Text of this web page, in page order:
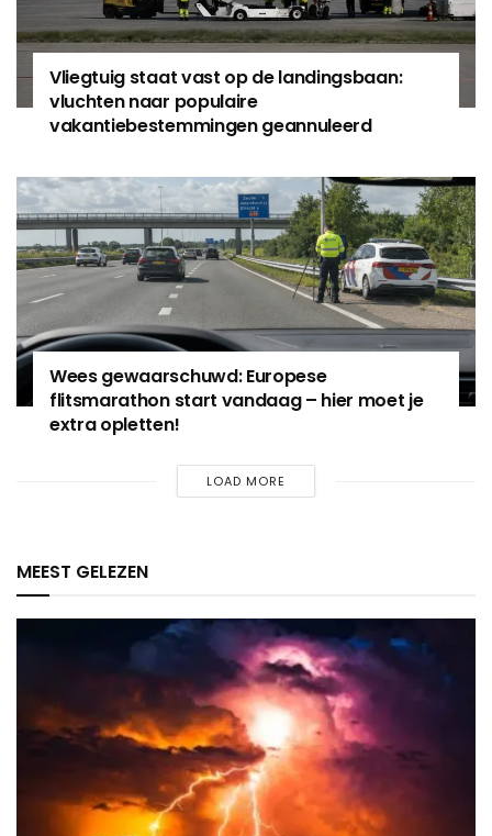
Vliegtuig staat vast op de landingsbaan:
vluchten naar populaire
vakantiebestemmingen geannuleerd
Wees gewaarschuwd: Europese
flitsmarathon start vandaag – hier moet je
extra opletten!
LOAD MORE
MEEST GELEZEN